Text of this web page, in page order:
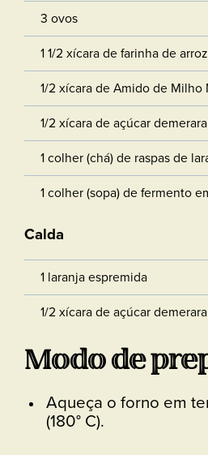
3 ovos
1 1/2 xícara de farinha de arroz
1/2 xícara de Amido de Milho
1/2 xícara de açúcar demerara
1 colher (chá) de raspas de
1 colher (sopa) de fermento
Calda
1 laranja espremida
1/2 xícara de açúcar demerara
Modo de
Aqueça o forno em
(180° C).